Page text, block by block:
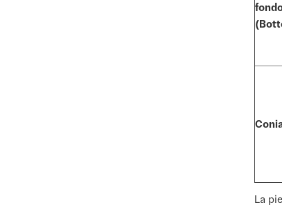
La